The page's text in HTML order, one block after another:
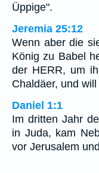
Üppige".
Jeremia 25:12
Wenn aber die
König zu Babel
der HERR, um
Chaldäer, und
Daniel 1:1
Im dritten Jahr
in Juda, kam
vor Jerusalem